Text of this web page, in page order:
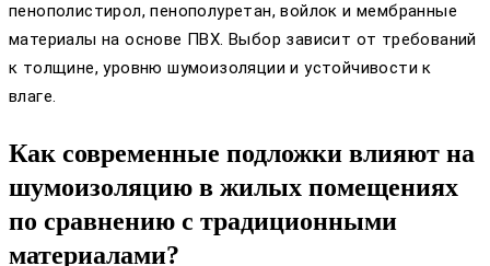
пенополистирол, пенополуретан, войлок и мембранные
материалы на основе ПВХ. Выбор зависит от требований
к толщине, уровню шумоизоляции и устойчивости к
влаге.
Как современные подложки влияют на
шумоизоляцию в жилых помещениях
по сравнению с традиционными
материалами?